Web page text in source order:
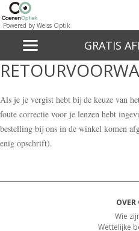
Powered by Weiss Optik
GRATIS
Als je je vergist hebt bij de keuze van
foute correctie voor je lenzen hebt
bestelling bij ons in de winkel komen
enig opschrift).
OVER
Wie
Wettelijke